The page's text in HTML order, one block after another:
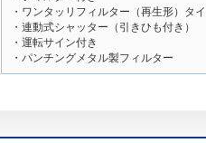
・ワンタッリフィルター（再生形）タ
・連動式シャッター（引きひも付き）
・運転サイン付き
・パンチングメタル製フィルター